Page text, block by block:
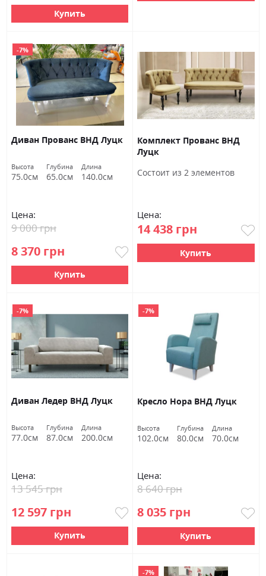
Купить
-7%
Диван Прованс ВНД Луцк
Высота
75.0см
Глубина
65.0см
Длина
140.0см
Цена:
8 370 грн
9 000 грн
Купить
Комплект Прованс ВНД
Луцк
Состоит из 2 элементов
Цена:
14 438 грн
Купить
-7%
Диван Ледер ВНД Луцк
Высота
77.0см
Глубина
87.0см
Длина
200.0см
Цена:
12 597 грн
13 545 грн
Купить
-7%
Кресло Нора ВНД Луцк
Высота
102.0см
Глубина
80.0см
Длина
70.0см
Цена:
8 035 грн
8 640 грн
Купить
-7%